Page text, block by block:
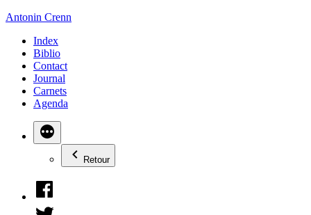
Aller
contenu
Antonin Crenn
Index
Biblio
Contact
Journal
Carnets
Agenda
Retour
Facebook
Twitter